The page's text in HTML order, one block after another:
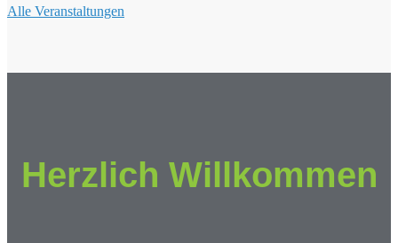
Alle Veranstaltungen
Herzlich Willkommen